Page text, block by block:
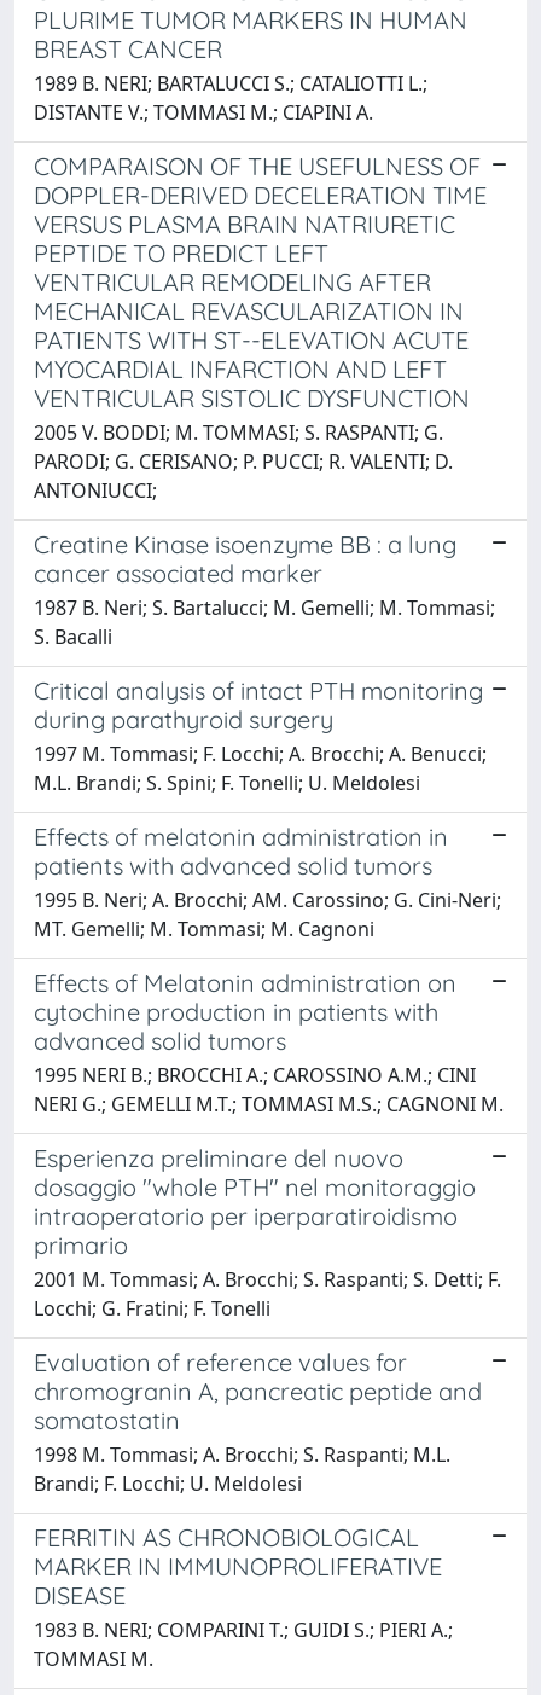
PLURIME TUMOR MARKERS IN HUMAN
BREAST CANCER
1989 B. NERI; BARTALUCCI S.; CATALIOTTI L.;
DISTANTE V.; TOMMASI M.; CIAPINI A.
COMPARAISON OF THE USEFULNESS OF
DOPPLER-DERIVED DECELERATION TIME
VERSUS PLASMA BRAIN NATRIURETIC
PEPTIDE TO PREDICT LEFT
VENTRICULAR REMODELING AFTER
MECHANICAL REVASCULARIZATION IN
PATIENTS WITH ST--ELEVATION ACUTE
MYOCARDIAL INFARCTION AND LEFT
VENTRICULAR SISTOLIC DYSFUNCTION
2005 V. BODDI; M. TOMMASI; S. RASPANTI; G.
PARODI; G. CERISANO; P. PUCCI; R. VALENTI; D.
ANTONIUCCI;
Creatine Kinase isoenzyme BB : a lung
cancer associated marker
1987 B. Neri; S. Bartalucci; M. Gemelli; M. Tommasi;
S. Bacalli
Critical analysis of intact PTH monitoring
during parathyroid surgery
1997 M. Tommasi; F. Locchi; A. Brocchi; A. Benucci;
M.L. Brandi; S. Spini; F. Tonelli; U. Meldolesi
Effects of melatonin administration in
patients with advanced solid tumors
1995 B. Neri; A. Brocchi; AM. Carossino; G. Cini-Neri;
MT. Gemelli; M. Tommasi; M. Cagnoni
Effects of Melatonin administration on
cytochine production in patients with
advanced solid tumors
1995 NERI B.; BROCCHI A.; CAROSSINO A.M.; CINI
NERI G.; GEMELLI M.T.; TOMMASI M.S.; CAGNONI M.
Esperienza preliminare del nuovo
dosaggio "whole PTH" nel monitoraggio
intraoperatorio per iperparatiroidismo
primario
2001 M. Tommasi; A. Brocchi; S. Raspanti; S. Detti; F.
Locchi; G. Fratini; F. Tonelli
Evaluation of reference values for
chromogranin A, pancreatic peptide and
somatostatin
1998 M. Tommasi; A. Brocchi; S. Raspanti; M.L.
Brandi; F. Locchi; U. Meldolesi
FERRITIN AS CHRONOBIOLOGICAL
MARKER IN IMMUNOPROLIFERATIVE
DISEASE
1983 B. NERI; COMPARINI T.; GUIDI S.; PIERI A.;
TOMMASI M.